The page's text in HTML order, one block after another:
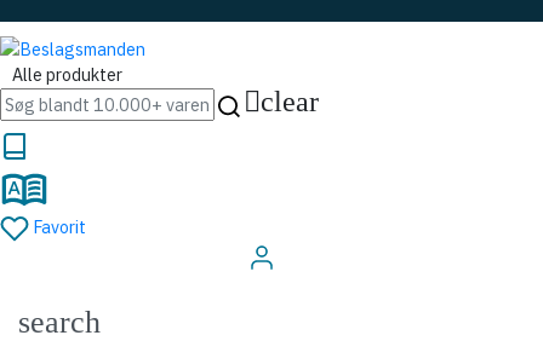
Alle produkter
clear
Favorit
search